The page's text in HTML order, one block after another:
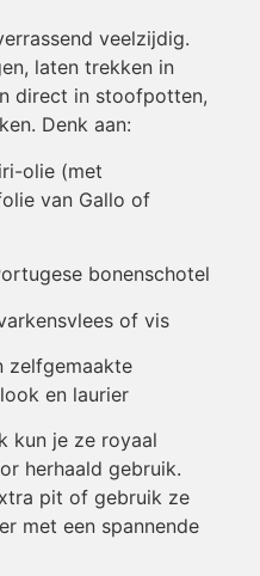
veelzijdig.
laten trekken in
direct in stoofpotten,
Denk aan:
olie (met
van Gallo of
bonenschotel
of vis
zelfgemaakte
en laurier
kun je ze royaal
herhaald gebruik.
pit of gebruik ze
met een spannende